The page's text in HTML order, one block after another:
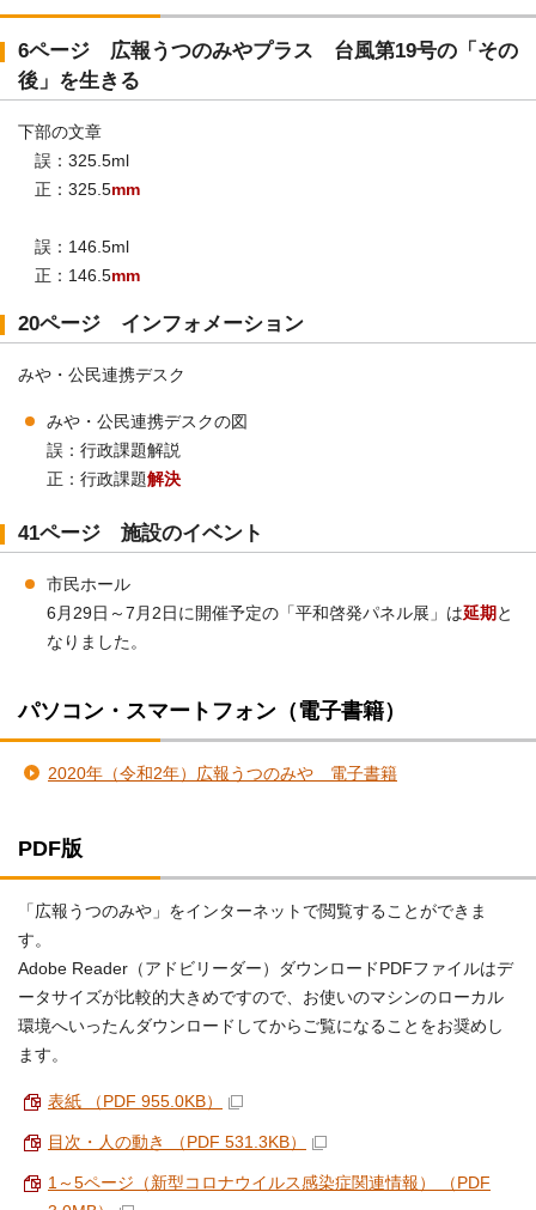
6ページ 広報うつのみやプラス 台風第19号の「その
後」を生きる
下部の文章
誤：325.5ml
正：325.5mm
誤：146.5ml
正：146.5mm
20ページ インフォメーション
みや・公民連携デスク
みや・公民連携デスクの図
誤：行政課題解説
正：行政課題解決
41ページ 施設のイベント
市民ホール
6月29日～7月2日に開催予定の「平和啓発パネル展」は延期 と
なりました。
パソコン・スマートフォン（電子書籍）
2020年（令和2年）広報うつのみや 電子書籍
PDF版
「広報うつのみや」をインターネットで閲覧することができま
す。
Adobe Reader（アドビリーダー）ダウンロードPDFファイルはデ
ータサイズが比較的大きめですので、お使いのマシンのローカル
環境へいったんダウンロードしてからご覧になることをお奨めし
ます。
表紙 （PDF 955.0KB）
目次・人の動き （PDF 531.3KB）
1～5ページ（新型コロナウイルス感染症関連情報） （PDF